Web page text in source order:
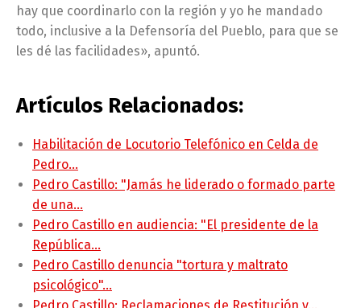
hay que coordinarlo con la región y yo he mandado
todo, inclusive a la Defensoría del Pueblo, para que se
les dé las facilidades», apuntó.
Artículos Relacionados:
Habilitación de Locutorio Telefónico en Celda de
Pedro…
Pedro Castillo: "Jamás he liderado o formado parte
de una…
Pedro Castillo en audiencia: "El presidente de la
República…
Pedro Castillo denuncia "tortura y maltrato
psicológico"…
Pedro Castillo: Reclamaciones de Restitución y…